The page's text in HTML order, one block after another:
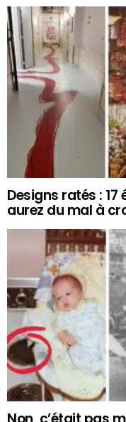
Designs ratés :
aurez du mal à